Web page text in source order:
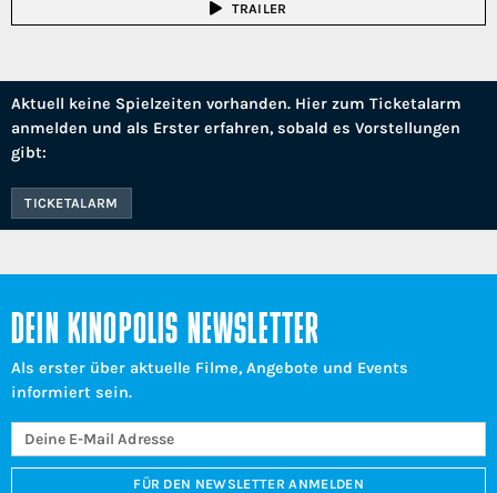
TRAILER
Aktuell keine Spielzeiten vorhanden. Hier zum Ticketalarm
anmelden und als Erster erfahren, sobald es Vorstellungen
gibt:
TICKETALARM
DEIN KINOPOLIS NEWSLETTER
Als erster über aktuelle Filme, Angebote und Events
informiert sein.
FÜR DEN NEWSLETTER ANMELDEN